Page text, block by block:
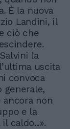
È la nuova
Landini, il
ciò che
la
uscita
convoca
generale,
non
e la
caldo...».